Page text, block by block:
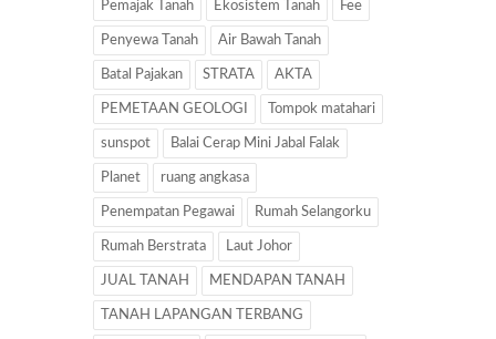
Pemajak Tanah Ekosistem Tanah Fee
Penyewa Tanah Air Bawah Tanah
Batal Pajakan STRATA AKTA
PEMETAAN GEOLOGI Tompok matahari
sunspot Balai Cerap Mini Jabal Falak
Planet ruang angkasa
Penempatan Pegawai Rumah Selangorku
Rumah Berstrata Laut Johor
JUAL TANAH MENDAPAN TANAH
TANAH LAPANGAN TERBANG